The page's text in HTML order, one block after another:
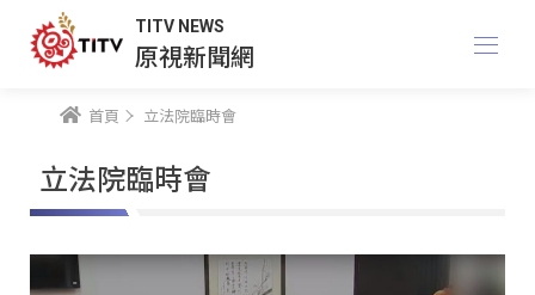
TITV NEWS
原視新聞網
首頁 立法院臨時會
立法院臨時會